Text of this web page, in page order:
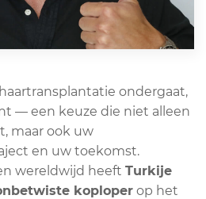
ondergaat,
— een keuze die niet alleen
maar ook uw
en uw toekomst.
wereldwijd heeft Turkije
koploper op het